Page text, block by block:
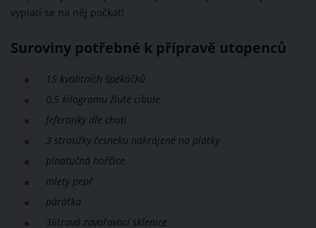
vyplatí se na něj počkat!
Suroviny potřebné k přípravě utopenců
15 kvalitních špekáčků
0,5 kilogramu žluté cibule
feferonky dle chuti
3 stroužky česneku nakrájené na plátky
plnotučná hořčice
mletý pepř
párátka
3litrová zavařovací sklenice